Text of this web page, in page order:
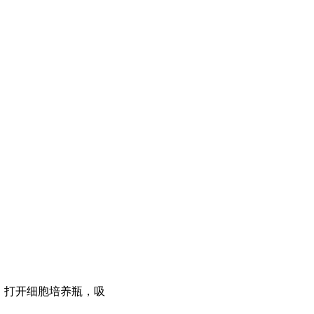
开细胞培养瓶，吸